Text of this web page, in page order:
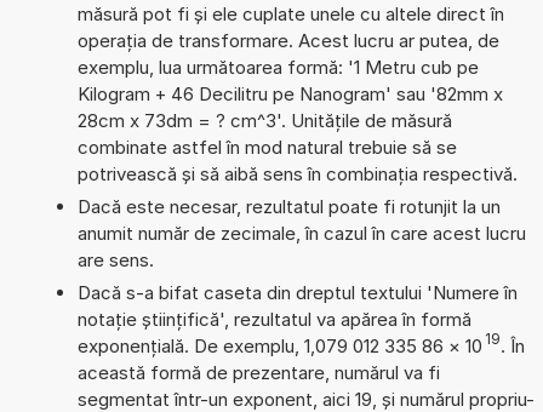
măsură pot fi și ele cuplate unele cu altele direct în
operația de transformare. Acest lucru ar putea, de
exemplu, lua următoarea formă: '1 Metru cub pe
Kilogram + 46 Decilitru pe Nanogram' sau '82mm x
28cm x 73dm = ? cm^3'. Unitățile de măsură
combinate astfel în mod natural trebuie să se
potrivească și să aibă sens în combinația respectivă.
Dacă este necesar, rezultatul poate fi rotunjit la un
anumit număr de zecimale, în cazul în care acest lucru
are sens.
Dacă s-a bifat caseta din dreptul textului 'Numere în
notație științifică', rezultatul va apărea în formă
exponențială. De exemplu, 1,079 012 335 86 × 10 19. În
această formă de prezentare, numărul va fi
segmentat într-un exponent, aici 19, și numărul propriu-